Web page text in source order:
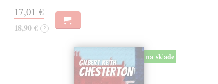
17,01 €
18,90 € ?
na sklade